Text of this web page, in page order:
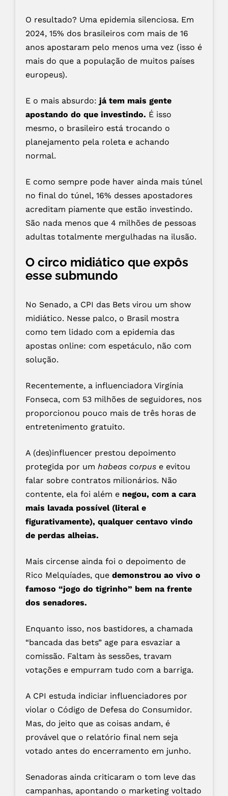
O resultado? Uma epidemia silenciosa. Em
2024, 15% dos brasileiros com mais de 16
anos apostaram pelo menos uma vez (isso é
mais do que a população de muitos países
europeus).
E o mais absurdo: já tem mais gente
apostando do que investindo. É isso
mesmo, o brasileiro está trocando o
planejamento pela roleta e achando
normal.
E como sempre pode haver ainda mais túnel
no final do túnel, 16% desses apostadores
acreditam piamente que estão investindo.
São nada menos que 4 milhões de pessoas
adultas totalmente mergulhadas na ilusão.
O circo midiático que expôs
esse submundo
No Senado, a CPI das Bets virou um show
midiático. Nesse palco, o Brasil mostra
como tem lidado com a epidemia das
apostas online: com espetáculo, não com
solução.
Recentemente, a influenciadora Virgínia
Fonseca, com 53 milhões de seguidores, nos
proporcionou pouco mais de três horas de
entretenimento gratuito.
A (des)influencer prestou depoimento
protegida por um habeas corpus e evitou
falar sobre contratos milionários. Não
contente, ela foi além e negou, com a cara
mais lavada possível (literal e
figurativamente), qualquer centavo vindo
de perdas alheias.
Mais circense ainda foi o depoimento de
Rico Melquíades, que demonstrou ao vivo o
famoso “jogo do tigrinho” bem na frente
dos senadores.
Enquanto isso, nos bastidores, a chamada
“bancada das bets” age para esvaziar a
comissão. Faltam às sessões, travam
votações e empurram tudo com a barriga.
A CPI estuda indiciar influenciadores por
violar o Código de Defesa do Consumidor.
Mas, do jeito que as coisas andam, é
provável que o relatório final nem seja
votado antes do encerramento em junho.
Senadoras ainda criticaram o tom leve das
campanhas, apontando o marketing voltado